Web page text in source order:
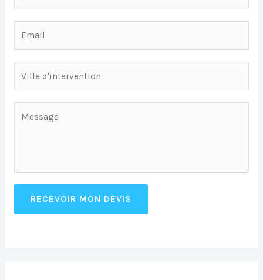
RECEVOIR MON DEVIS